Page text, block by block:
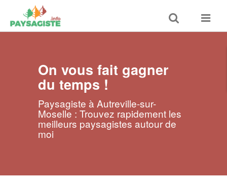
Toggle
search
Toggle
On vous fait gagner
du temps !
Paysagiste à Autreville-sur-
Moselle : Trouvez rapidement les
meilleurs paysagistes autour de
moi